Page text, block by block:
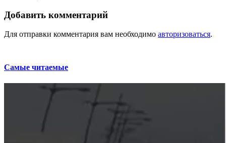
Добавить комментарий
Для отправки комментария вам необходимо авторизоваться.
Самые читаемые